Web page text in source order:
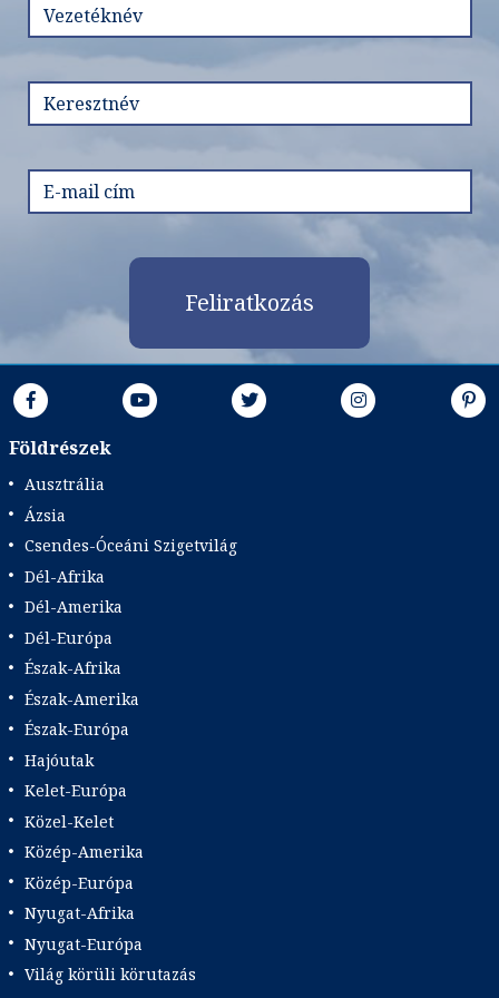
Időpont: 2026-08-10 | 1 nap
már 37.720 Ft-tól
Időpontok és árak
Feliratkozás
Földrészek
Ausztrália
Ázsia
Csendes-Óceáni Szigetvilág
Dél-Afrika
Dél-Amerika
Dél-Európa
Észak-Afrika
Észak-Amerika
Észak-Európa
Hajóutak
Kelet-Európa
Közel-Kelet
Közép-Amerika
Közép-Európa
Nyugat-Afrika
Nyugat-Európa
Világ körüli körutazás